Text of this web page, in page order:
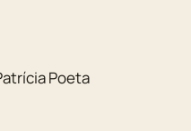
Poeta